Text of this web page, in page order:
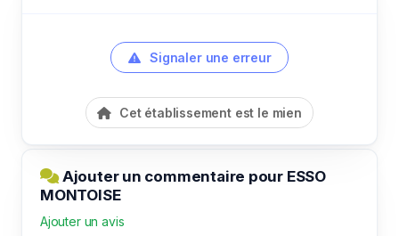
Signaler une erreur
Cet établissement est le mien
Ajouter un commentaire pour ESSO
MONTOISE
Ajouter un avis